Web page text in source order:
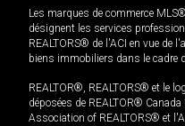
Les marques de commerce
désignent les services
REALTORS® de l'ACI en vue de
biens immobiliers dans le cadre
REALTOR®, REALTORS® et le
déposées de REALTOR®
Association of REALTORS® et